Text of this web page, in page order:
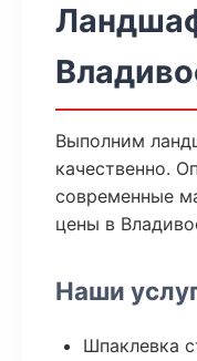
Выполним
качественно.
современные
цены в
Наши
Шпаклевка